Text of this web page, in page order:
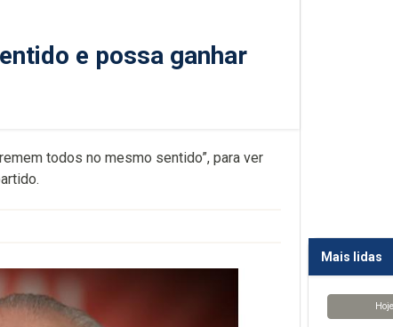
e possa ganhar
todos no mesmo sentido”, para ver
Mais lidas
Hoje